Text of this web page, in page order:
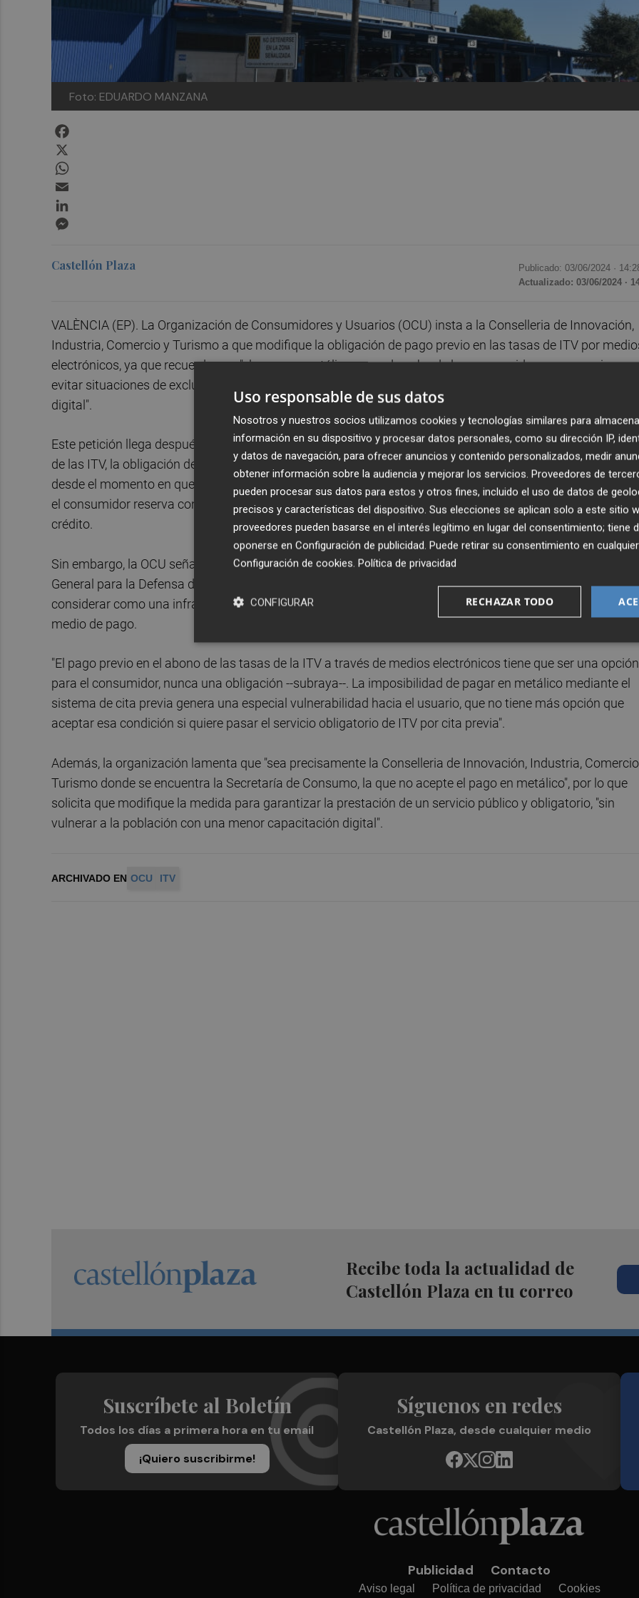
Foto: EDUARDO MANZANA
Castellón Plaza Publicado: 03/06/2024 ·
Actualizado: 03/06/2024 ·
VALÈNCIA (EP). La Organización de Consumidores y Usuarios (OCU) insta a la Conselleria de Innovación,
Industria, Comercio y Turismo a que modifique la obligación de pago previo en las tasas de ITV por
electrónicos, ya que recuerda que "el pago en metálico es un derecho de los consumidores que persigue
evitar situaciones de exclusión financiera en la población más desfavorecida y con una menor
digital".
Este petición llega después de que la Generalitat anunciara, como medida para agilizar y mejorar el
de las ITV, la obligación de pago previo en el abono de las tasas, de forma que este coste se debe pagar
desde el momento en que el usuario escoge la fecha y hora para acudir a este servicio. En concreto, cuando
el consumidor reserva con su matrícula tiene que realizar el pago a través de Bizum, Paypal o tarjeta de
crédito.
Sin embargo, la OCU señala que el pago en metálico es un derecho de los consumidores, ya que la Ley
General para la Defensa de los Consumidores y Usuarios se modificó expresamente en 2022 para
considerar como una infracción en materia de consumo la negativa a aceptar el pago en efectivo como
medio de pago.
"El pago previo en el abono de las tasas de la ITV a través de medios electrónicos tiene que ser una opción
para el consumidor, nunca una obligación --subraya--. La imposibilidad de pagar en metálico mediante el
sistema de cita previa genera una especial vulnerabilidad hacia el usuario, que no tiene más opción que
aceptar esa condición si quiere pasar el servicio obligatorio de ITV por cita previa".
Además, la organización lamenta que "sea precisamente la Conselleria de Innovación, Industria,
Turismo donde se encuentra la Secretaría de Consumo, la que no acepte el pago en metálico", por lo que
solicita que modifique la medida para garantizar la prestación de un servicio público y obligatorio, "sin
vulnerar a la población con una menor capacitación digital".
ARCHIVADO EN OCU ITV
Recibe toda la actualidad de
Castellón Plaza en tu correo
Suscríbete al Boletín
Todos los días a primera hora en tu email
¡Quiero suscribirme!
Síguenos en redes
Castellón Plaza, desde cualquier medio
Publicidad Contacto
Aviso legal Política de privacidad Cookies
Uso responsable de sus datos
Nosotros y nuestros socios utilizamos cookies y tecnologías similares para
información en su dispositivo y procesar datos personales, como su dirección IP,
y datos de navegación, para ofrecer anuncios y contenido personalizados, medir
obtener información sobre la audiencia y mejorar los servicios. Proveedores de
pueden procesar sus datos para estos y otros fines, incluido el uso de datos de
precisos y características del dispositivo. Sus elecciones se aplican solo a este sitio
proveedores pueden basarse en el interés legítimo en lugar del consentimiento; tiene
oponerse en Configuración de publicidad. Puede retirar su consentimiento en
Configuración de cookies. Política de privacidad
RECHAZAR TODO
CONFIGURAR